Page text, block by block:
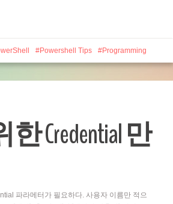
Powershell Tips Programming
Credential 만
파라메터가 필요하다. 사용자 이름만 적으